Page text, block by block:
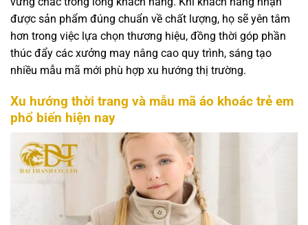
được sản phẩm đúng chuẩn về chất lượng, họ sẽ yên tâm
hơn trong việc lựa chọn thương hiệu, đồng thời góp phần
thúc đẩy các xưởng may nâng cao quy trình, sáng tạo
nhiều mẫu mã mới phù hợp xu hướng thị trường.
Xu hướng thời trang và mẫu mã áo khoác trẻ em
phổ biến hiện nay